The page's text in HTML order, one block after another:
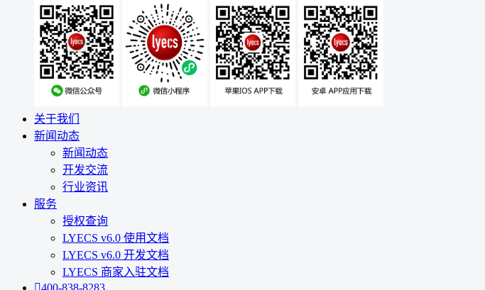
关于我们
新闻动态
新闻动态
开发交流
行业资讯
服务
授权查询
LYECS v6.0 使用文档
LYECS v6.0 开发文档
LYECS 商家入驻文档
400-838-8283